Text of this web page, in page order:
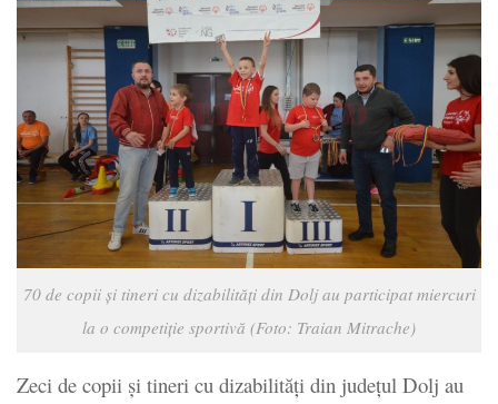
70 de copii şi tineri cu dizabilităţi din Dolj au participat miercuri
la o competiţie sportivă (Foto: Traian Mitrache)
Zeci de copii şi tineri cu dizabilităţi din judeţul Dolj au